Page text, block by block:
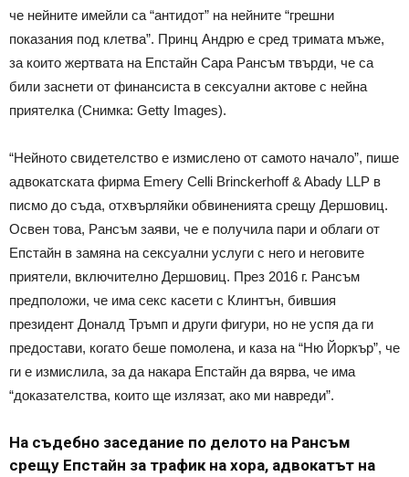
че нейните имейли са “антидот” на нейните “грешни
показания под клетва”. Принц Андрю е сред тримата мъже,
за които жертвата на Епстайн Сара Рансъм твърди, че са
били заснети от финансиста в сексуални актове с нейна
приятелка (Снимка: Getty Images).
“Нейното свидетелство е измислено от самото начало”, пише
адвокатската фирма Emery Celli Brinckerhoff & Abady LLP в
писмо до съда, отхвърляйки обвиненията срещу Дершовиц.
Освен това, Рансъм заяви, че е получила пари и облаги от
Епстайн в замяна на сексуални услуги с него и неговите
приятели, включително Дершовиц. През 2016 г. Рансъм
предположи, че има секс касети с Клинтън, бившия
президент Доналд Тръмп и други фигури, но не успя да ги
предостави, когато беше помолена, и каза на “Ню Йоркър”, че
ги е измислила, за да накара Епстайн да вярва, че има
“доказателства, които ще излязат, ако ми навреди”.
На съдебно заседание по делото на Рансъм
срещу Епстайн за трафик на хора, адвокатът на